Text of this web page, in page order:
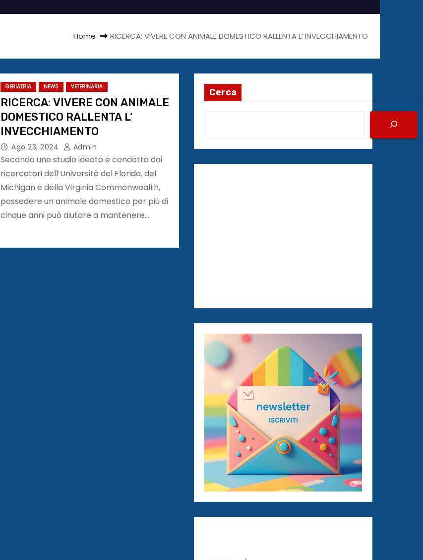
Home RICERCA: VIVERE CON ANIMALE DOMESTICO RALLENTA L’ INVECCHIAMENTO
GERIATRIA NEWS VETERINARIA
RICERCA: VIVERE CON ANIMALE
DOMESTICO RALLENTA L’
INVECCHIAMENTO
Ago 23, 2024 Admin
Secondo uno studio ideato e condotto dai
ricercatori dell’Università del Florida, del
Michigan e della Virginia Commonwealth,
possedere un animale domestico per più di
cinque anni può aiutare a mantenere…
Cerca